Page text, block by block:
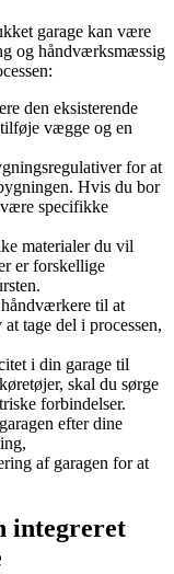
garage kan være
og håndværksmæssig
den eksisterende
vægge og en
for at
Hvis du bor
specifikke
materialer du vil
er forskellige
til at
tage del i processen,
i din garage til
skal du sørge
forbindelser.
efter dine
af garagen for at
integreret